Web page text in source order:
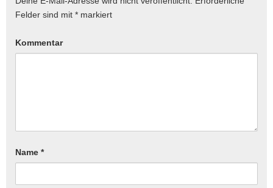
Felder sind mit * markiert
Kommentar
Name *